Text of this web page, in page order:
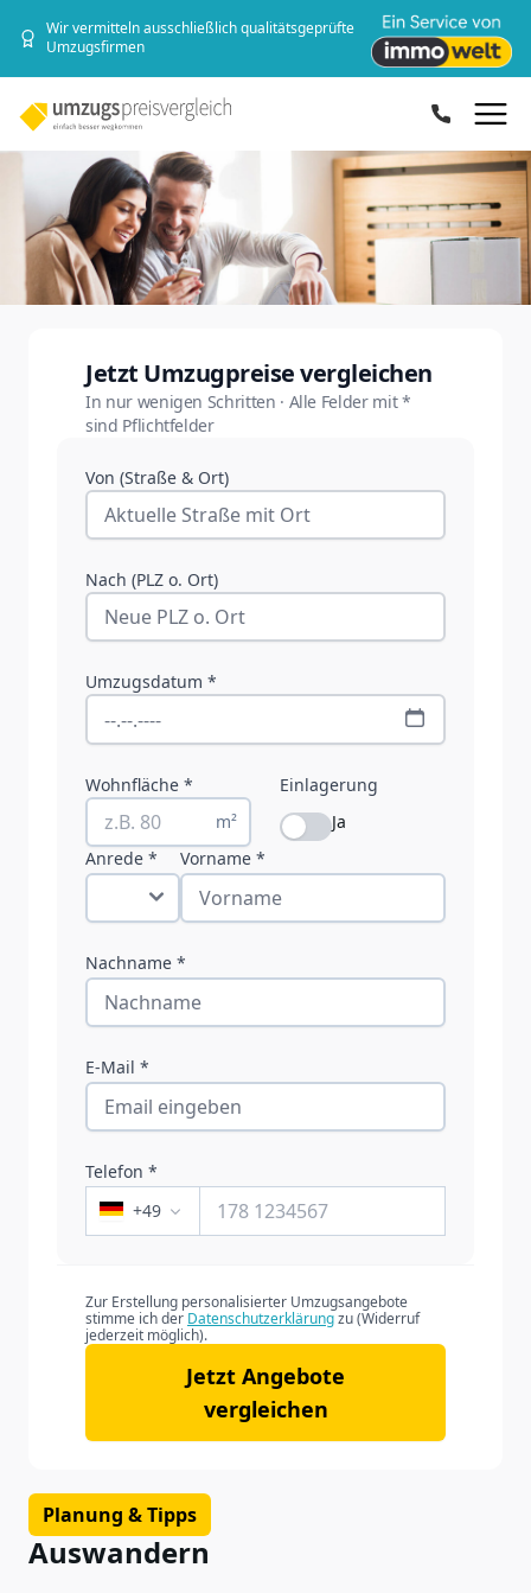
Wir vermitteln ausschließlich qualitätsgeprüfte
Umzugsfirmen
Jetzt Umzugpreise vergleichen
In nur wenigen Schritten · Alle Felder mit *
sind Pflichtfelder
Von (Straße & Ort)
Nach (PLZ o. Ort)
Umzugsdatum *
Wohnfläche *
m²
Einlagerung
Ja
Anrede *
Vorname *
Nachname *
E-Mail *
Telefon *
+49
Zur Erstellung personalisierter Umzugsangebote
stimme ich der Datenschutzerklärungzu (Widerruf
jederzeit möglich).
Jetzt Angebote
vergleichen
Planung & Tipps
Auswandern